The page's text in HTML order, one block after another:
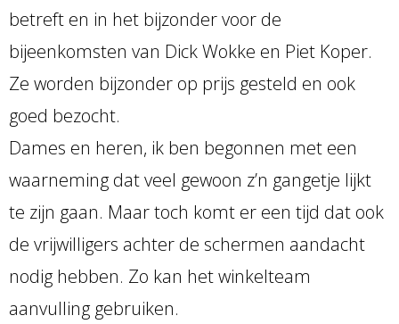
betreft en in het bijzonder voor de
bijeenkomsten van Dick Wokke en Piet Koper.
Ze worden bijzonder op prijs gesteld en ook
goed bezocht.
Dames en heren, ik ben begonnen met een
waarneming dat veel gewoon z’n gangetje lijkt
te zijn gaan. Maar toch komt er een tijd dat ook
de vrijwilligers achter de schermen aandacht
nodig hebben. Zo kan het winkelteam
aanvulling gebruiken.